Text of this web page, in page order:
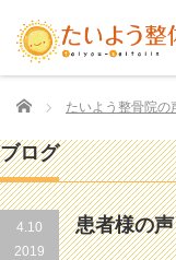
Home たいよう整骨院の
ブログ
4.10
2019
患者様の声